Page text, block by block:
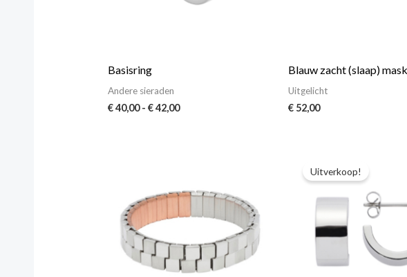
Basisring
Andere sieraden
€40,00 - €42,00
Blauw zacht (slaap)
Uitgelicht
€ 52,00
Uitverkoop!
was:
is:
€ 49,00.